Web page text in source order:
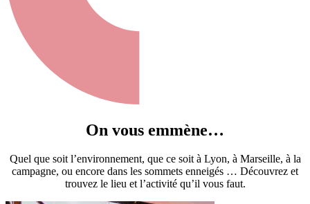
On vous emmène…
Quel que soit l’environnement, que ce soit à Lyon, à Marseille, à la
campagne, ou encore dans les sommets enneigés … Découvrez et
trouvez le lieu et l’activité qu’il vous faut.